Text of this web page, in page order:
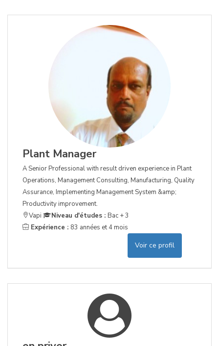
Plant Manager
A Senior Professional with result driven experience in Plant
Operations, Management Consulting, Manufacturing, Quality
Assurance, Implementing Management System &amp;
Productivity improvement.
Vapi
Niveau d'études : Bac + 3
Expérience : 83 années et 4 mois
Voir ce profil